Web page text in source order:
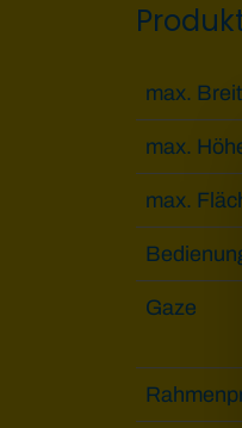
max.
max.
max.
Gaze